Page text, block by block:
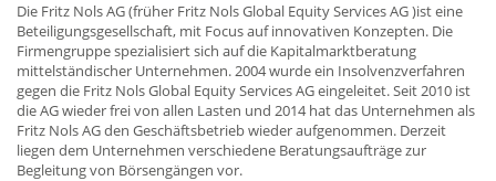
Die Fritz Nols AG (früher Fritz Nols Global Equity Services AG )ist eine
Beteiligungsgesellschaft, mit Focus auf innovativen Konzepten. Die
Firmengruppe spezialisiert sich auf die Kapitalmarktberatung
mittelständischer Unternehmen. 2004 wurde ein Insolvenzverfahren
gegen die Fritz Nols Global Equity Services AG eingeleitet. Seit 2010 ist
die AG wieder frei von allen Lasten und 2014 hat das Unternehmen als
Fritz Nols AG den Geschäftsbetrieb wieder aufgenommen. Derzeit
liegen dem Unternehmen verschiedene Beratungsaufträge zur
Begleitung von Börsengängen vor.